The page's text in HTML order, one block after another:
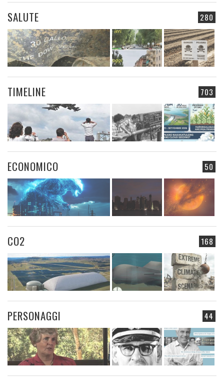
280
SALUTE
703
TIMELINE
50
ECONOMICO
168
CO2
44
PERSONAGGI